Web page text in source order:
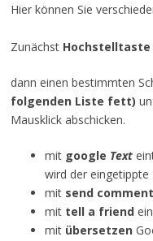
Hier können Sie
Zunächst Hochstelltaste
dann einen bestimmten
folgenden Liste fett)
Mausklick abschicken.
mit google Text
wird der eingetippte
mit send comment
mit tell a friend
mit übersetzen